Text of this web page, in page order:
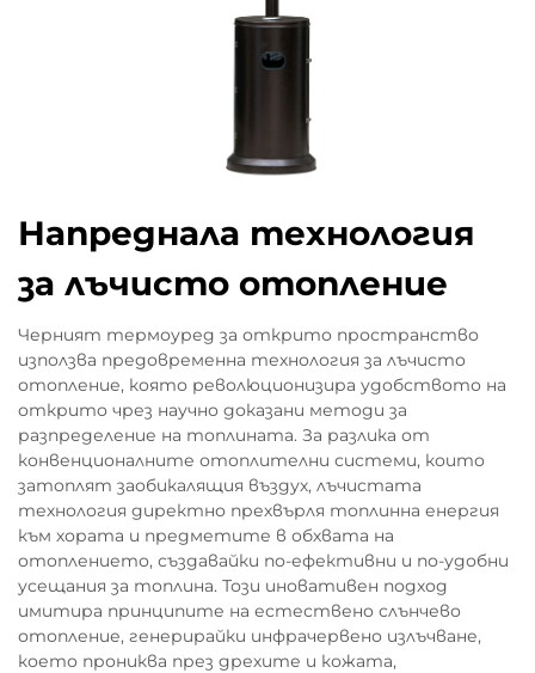
Напреднала технология
за лъчисто отопление
Черният термоуред за открито пространство
използва предовременна технология за лъчисто
отопление, която революционизира удобството на
открито чрез научно доказани методи за
разпределение на топлината. За разлика от
конвенционалните отоплителни системи, които
затоплят заобикалящия въздух, лъчистата
технология директно прехвърля топлинна енергия
към хората и предметите в обхвата на
отоплението, създавайки по-ефективни и по-удобни
усещания за топлина. Този иновативен подход
имитира принципите на естествено слънчево
отопление, генерирайки инфрачервено излъчване,
което прониква през дрехите и кожата,